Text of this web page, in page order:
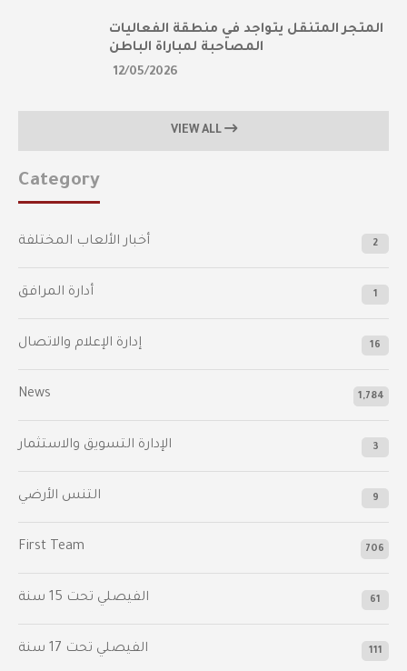
المتجر المتنقل يتواجد في منطقة الفعاليات
المصاحبة لمباراة الباطن
12/05/2026
VIEW ALL
Category
أخبار الألعاب المختلفة 2
أدارة المرافق 1
إدارة الإعلام والاتصال 16
News 1,784
الإدارة التسويق والاستثمار 3
التنس الأرضي 9
First Team 706
الفيصلي‬⁩ تحت 15 سنة 61
‫الفيصلي‬⁩ تحت 17 سنة 111